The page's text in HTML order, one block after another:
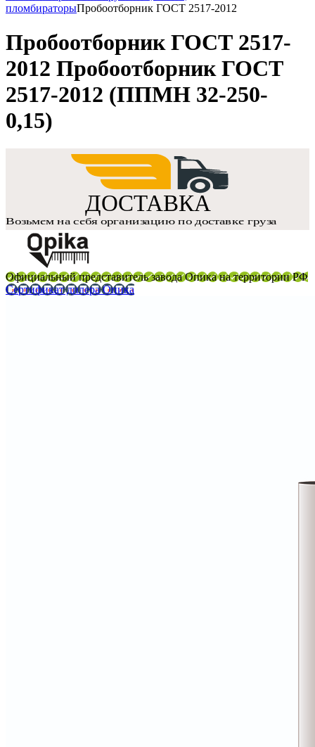
пломбираторыПробоотборник ГОСТ 2517-2012
Пробоотборник ГОСТ 2517-
2012 Пробоотборник ГОСТ
2517-2012 (ППМН 32-250-
0,15)
Официальный представитель завода Опика на территории РФ
Сертификат дилера Опика